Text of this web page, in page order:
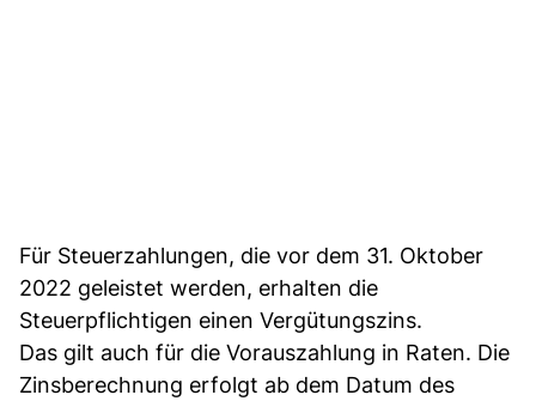
Für Steuerzahlungen, die vor dem 31. Oktober
2022 geleistet werden, erhalten die
Steuerpflichtigen einen Vergütungszins.
Das gilt auch für die Vorauszahlung in Raten. Die
Zinsberechnung erfolgt ab dem Datum des